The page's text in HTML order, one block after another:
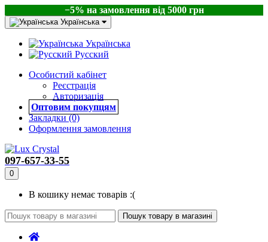
−5% на замовлення від 5000 грн
Українська
Українська
Русский
Особистий кабінет
Реєстрація
Авторизація
Оптовим покупцям
Закладки (0)
Оформлення замовлення
097-657-33-55
0
В кошику немає товарів :(
Пошук товару в магазині